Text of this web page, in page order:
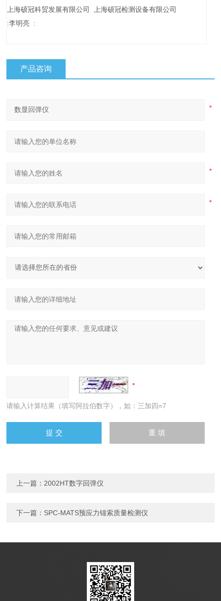
上海硕冠科贸发展有限公司 上海硕冠检测设备有限公司
:李明亮 :
产品咨询
请输入计算结果（填写阿拉伯数字），如：三加四=7
上一篇： 2002HT数字回弹仪
下一篇： SPC-MATS预应力锚索质量检测仪